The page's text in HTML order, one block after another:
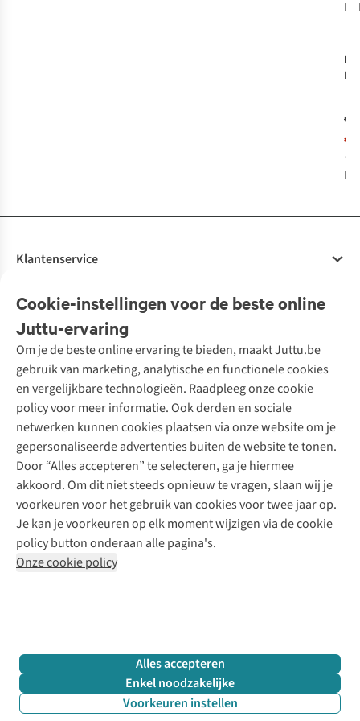
Filter & sorteer
1
Cookie-instellingen voor de beste online
Juttu-ervaring
Om je de beste online ervaring te bieden, maakt Juttu.be
gebruik van marketing, analytische en functionele cookies
en vergelijkbare technologieën. Raadpleeg onze cookie
policy voor meer informatie. Ook derden en sociale
netwerken kunnen cookies plaatsen via onze website om je
gepersonaliseerde advertenties buiten de website te tonen.
Door “Alles accepteren” te selecteren, ga je hiermee
akkoord. Om dit niet steeds opnieuw te vragen, slaan wij je
voorkeuren voor het gebruik van cookies voor twee jaar op.
Je kan je voorkeuren op elk moment wijzigen via de cookie
policy button onderaan alle pagina's.
Onze cookie policy
Alles accepteren
Enkel noodzakelijke
Voorkeuren instellen
Klantenservice
Bestellen
Betalen
10% studentenkorting
Klarna - achteraf betalen
Levering
Retourneren
Bestelling herroepen
Garantie
Contact
Onze diensten
Tweedehands - ReJUsed
Kledingatelier
Personal shopping
Textielbox
Events / workshops
Juttu
Over ons
Juttu Friends
Inspiratie
Werken bij Juttu
Onze winkels
De wereld van Juttu
Verantwoord ondernemen
Toegankelijkheidsverklaring
Merken
Nathalie Vleeschouwer
Selected dames
HKLiving
Dickies
Sessùn
Strom
O My Bag
Revolution
Meld je aan voor de nieuwsbrief
Follow us
+32 (0)3 828 30 15 team@juttu.be
BTW BE 0416.762.280